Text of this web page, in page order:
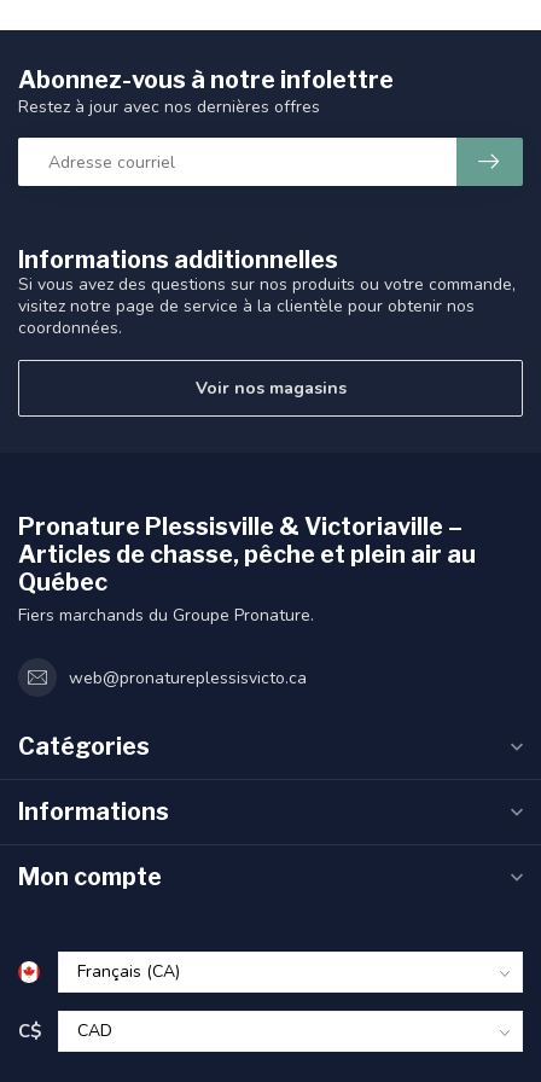
Informations additionnelles
Si vous avez des questions sur nos produits ou votre commande,
visitez notre page de service à la clientèle pour obtenir nos
coordonnées.
Voir nos magasins
Abonnez-vous à notre infolettre
Restez à jour avec nos dernières offres
Pronature Plessisville & Victoriaville –
Articles de chasse, pêche et plein air au
Québec
Fiers marchands du Groupe Pronature.
web@pronatureplessisvicto.ca
Catégories
Informations
Mon compte
C$